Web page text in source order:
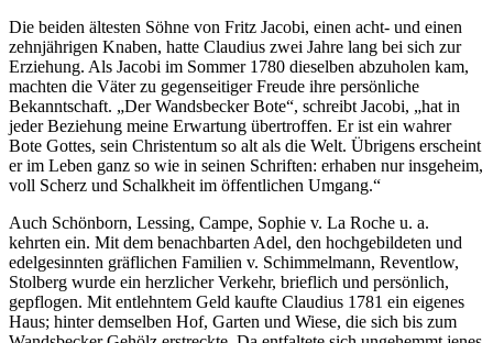
Die beiden ältesten Söhne von Fritz Jacobi, einen acht- und einen
zehnjährigen Knaben, hatte Claudius zwei Jahre lang bei sich zur
Erziehung. Als Jacobi im Sommer 1780 dieselben abzuholen kam,
machten die Väter zu gegenseitiger Freude ihre persönliche
Bekanntschaft. „Der Wandsbecker Bote“, schreibt Jacobi, „hat in
jeder Beziehung meine Erwartung übertroffen. Er ist ein wahrer
Bote Gottes, sein Christentum so alt als die Welt. Übrigens erscheint
er im Leben ganz so wie in seinen Schriften: erhaben nur insgeheim,
voll Scherz und Schalkheit im öffentlichen Umgang.“
Auch Schönborn, Lessing, Campe, Sophie v. La Roche u. a.
kehrten ein. Mit dem benachbarten Adel, den hochgebildeten und
edelgesinnten gräflichen Familien v. Schimmelmann, Reventlow,
Stolberg wurde ein herzlicher Verkehr, brieflich und persönlich,
gepflogen. Mit entlehntem Geld kaufte Claudius 1781 ein eigenes
Haus; hinter demselben Hof, Garten und Wiese, die sich bis zum